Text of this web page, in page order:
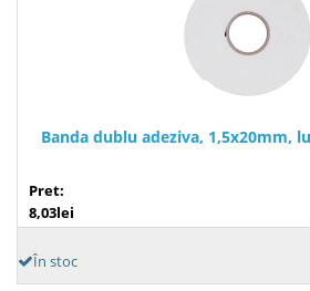
Banda dublu adeziva, 1,5x20mm,
Pret:
8,03lei
În stoc